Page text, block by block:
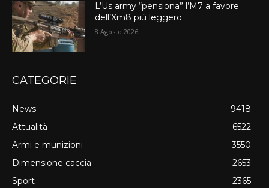
L’Us army “pensiona” l’M7 a favore
dell’Xm8 più leggero
8 Agosto 2026
CATEGORIE
News
9418
Attualità
6522
Armi e munizioni
3550
Dimensione caccia
2653
Sport
2365